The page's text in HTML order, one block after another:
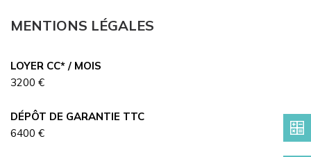
MENTIONS LÉGALES
LOYER CC* / MOIS
3200 €
DÉPÔT DE GARANTIE TTC
6400 €